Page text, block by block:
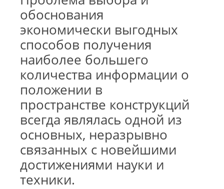
обоснования
экономически выгодных
способов получения
наиболее большего
количества информации о
положении в
пространстве конструкций
всегда являлась одной из
основных, неразрывно
связанных с новейшими
достижениями науки и
техники.